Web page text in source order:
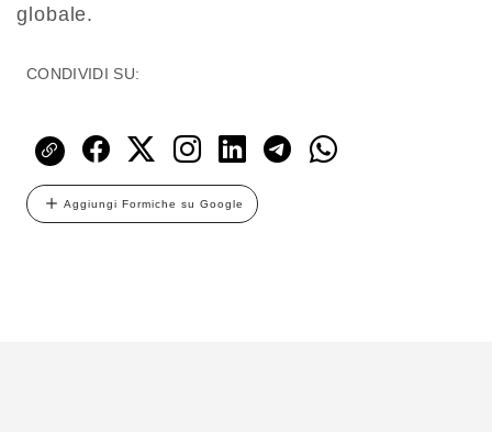
globale.
CONDIVIDI SU:
Aggiungi Formiche su Google